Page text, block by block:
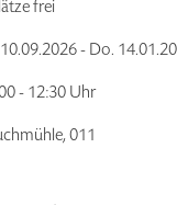
frei
10.09.2026 - Do.
- 12:30 Uhr
011